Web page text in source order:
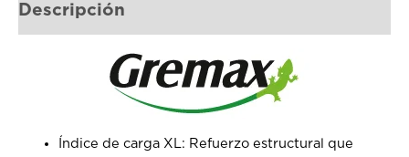
Descripción
Índice de carga XL: Refuerzo estructural que